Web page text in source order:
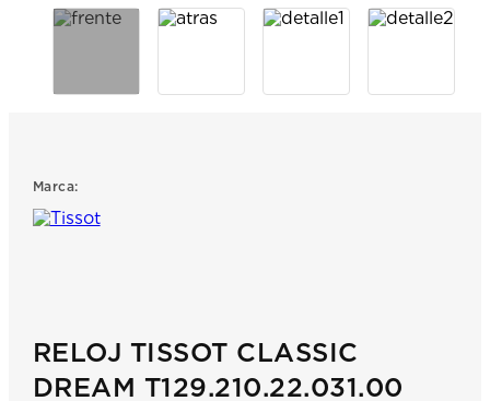
Marca:
RELOJ TISSOT CLASSIC
DREAM T129.210.22.031.00